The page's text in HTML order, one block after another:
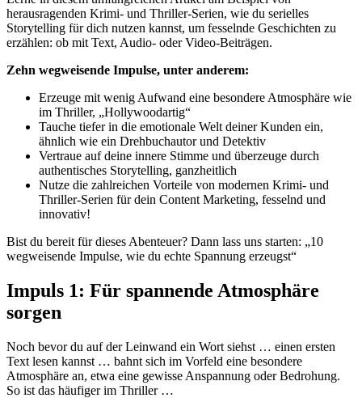
herausragenden Krimi- und Thriller-Serien, wie du serielles
Storytelling für dich nutzen kannst, um fesselnde Geschichten zu
erzählen: ob mit Text, Audio- oder Video-Beiträgen.
Zehn wegweisende Impulse, unter anderem:
Erzeuge mit wenig Aufwand eine besondere Atmosphäre wie
im Thriller, „Hollywoodartig“
Tauche tiefer in die emotionale Welt deiner Kunden ein,
ähnlich wie ein Drehbuchautor und Detektiv
Vertraue auf deine innere Stimme und überzeuge durch
authentisches Storytelling, ganzheitlich
Nutze die zahlreichen Vorteile von modernen Krimi- und
Thriller-Serien für dein Content Marketing, fesselnd und
innovativ!
Bist du bereit für dieses Abenteuer? Dann lass uns starten: „10
wegweisende Impulse, wie du echte Spannung erzeugst“
Impuls 1: Für spannende Atmosphäre
sorgen
Noch bevor du auf der Leinwand ein Wort siehst … einen ersten
Text lesen kannst … bahnt sich im Vorfeld eine besondere
Atmosphäre an, etwa eine gewisse Anspannung oder Bedrohung.
So ist das häufiger im Thriller …